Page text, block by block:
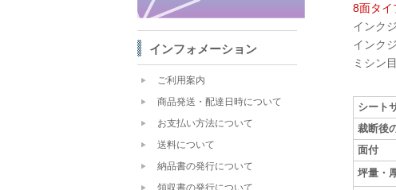
8面タイ
インク
インク
ミシン
シート
裁断後
面付
坪量・
インフォメーション
ご利用案内
商品発送・配達日時について
お支払い方法について
送料について
納品書の発行について
領収書の発行について